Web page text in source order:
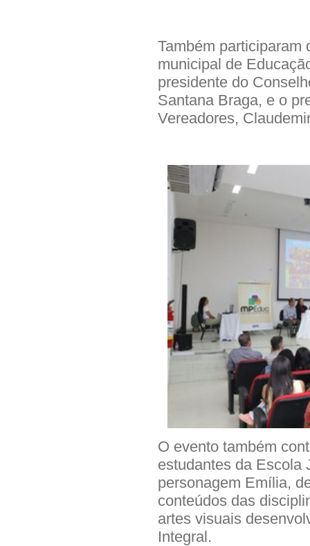
Também participaram
municipal de
presidente do
Santana Braga, e o
Vereadores,
O evento também
estudantes da Escola
personagem Emília,
conteúdos das
artes visuais
Integral.